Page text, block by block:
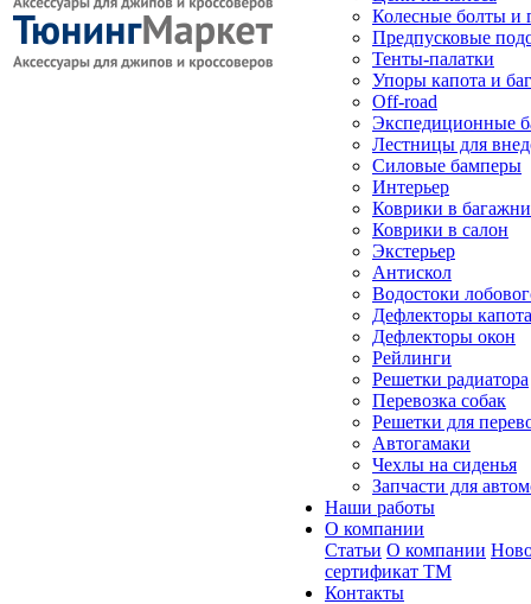
Колесные болты и
Предпусковые
Тенты-палатки
Упоры капота и
Off-road
Экспедиционные
Лестницы для
Силовые бамперы
Интерьер
Коврики в
Коврики в салон
Экстерьер
Антискол
Водостоки
Дефлекторы капота
Дефлекторы окон
Рейлинги
Решетки радиатора
Перевозка собак
Решетки для
Автогамаки
Чехлы на сиденья
Запчасти для
Наши работы
О компании
Статьи О компании
сертификат ТМ
Контакты